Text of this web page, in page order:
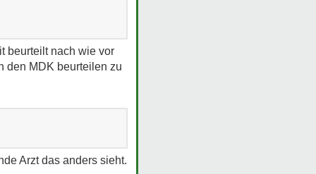
beurteilt nach wie vor
den MDK beurteilen zu
Arzt das anders sieht.